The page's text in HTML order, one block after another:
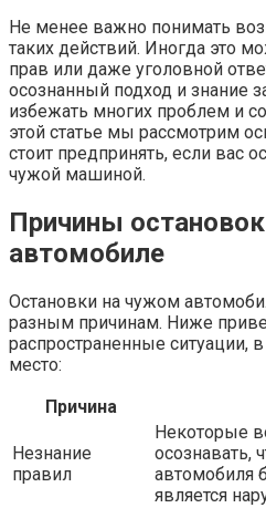
Не менее важно понимать
таких действий. Иногда это
прав или даже уголовной
осознанный подход и знание
избежать многих проблем и
этой статье мы рассмотрим
стоит предпринять, если вас
чужой машиной.
Причины
автомобиле
Остановки на чужом
разным причинам. Ниже
распространенные ситуации,
место:
Причина
Незнание
правил
Некоторые
осознавать,
автомобиля
является